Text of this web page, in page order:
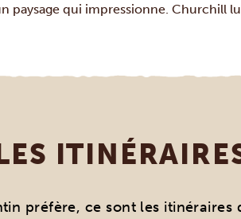
paysage qui impressionne. Churchill
préfère, ce sont les